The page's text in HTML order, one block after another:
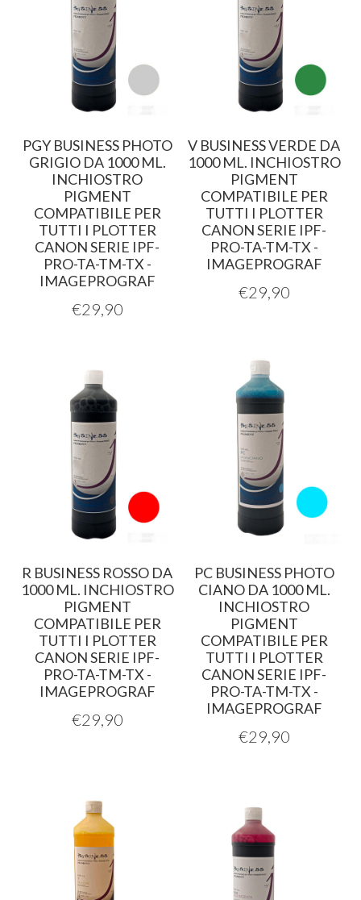
PGY BUSINESS PHOTO
GRIGIO DA 1000 ML.
INCHIOSTRO
PIGMENT
COMPATIBILE PER
TUTTI I PLOTTER
CANON SERIE IPF-
PRO-TA-TM-TX -
IMAGEPROGRAF
€29,90
V BUSINESS VERDE DA
1000 ML. INCHIOSTRO
PIGMENT
COMPATIBILE PER
TUTTI I PLOTTER
CANON SERIE IPF-
PRO-TA-TM-TX -
IMAGEPROGRAF
€29,90
R BUSINESS ROSSO DA
1000 ML. INCHIOSTRO
PIGMENT
COMPATIBILE PER
TUTTI I PLOTTER
CANON SERIE IPF-
PRO-TA-TM-TX -
IMAGEPROGRAF
€29,90
PC BUSINESS PHOTO
CIANO DA 1000 ML.
INCHIOSTRO
PIGMENT
COMPATIBILE PER
TUTTI I PLOTTER
CANON SERIE IPF-
PRO-TA-TM-TX -
IMAGEPROGRAF
€29,90